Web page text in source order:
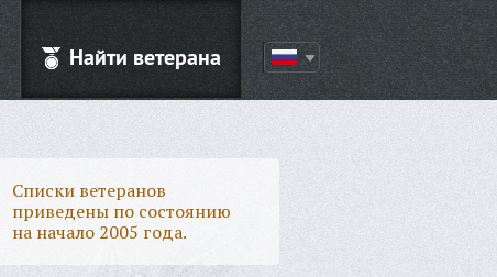
Найти ветерана
Списки ветеранов
приведены по состоянию
на начало 2005 года.